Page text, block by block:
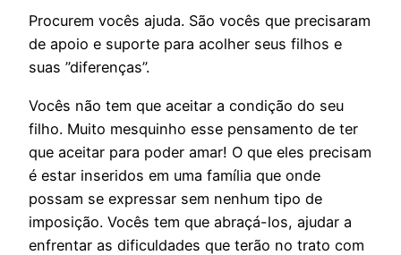
Procurem vocês ajuda. São vocês que precisaram
de apoio e suporte para acolher seus filhos e
suas ”diferenças”.
Vocês não tem que aceitar a condição do seu
filho. Muito mesquinho esse pensamento de ter
que aceitar para poder amar! O que eles precisam
é estar inseridos em uma família que onde
possam se expressar sem nenhum tipo de
imposição. Vocês tem que abraçá-los, ajudar a
enfrentar as dificuldades que terão no trato com